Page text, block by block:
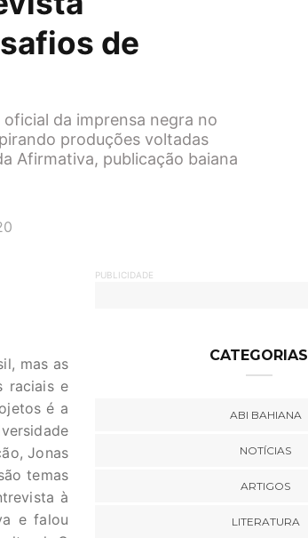
de
da imprensa negra no
produções voltadas
Afirmativa, publicação baiana
mas as
raciais e
é a
Jonas
temas
à
e falou
PUBLICIDADE
CATEGORIAS
ABI BAHIANA
NOTÍCIAS
ARTIGOS
LITERATURA